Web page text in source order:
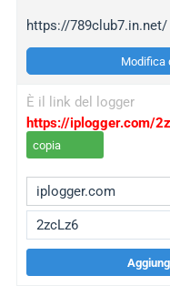
https://789club7.in.net/
Modifica
È il link del logger
https://iplogger.com/
copia